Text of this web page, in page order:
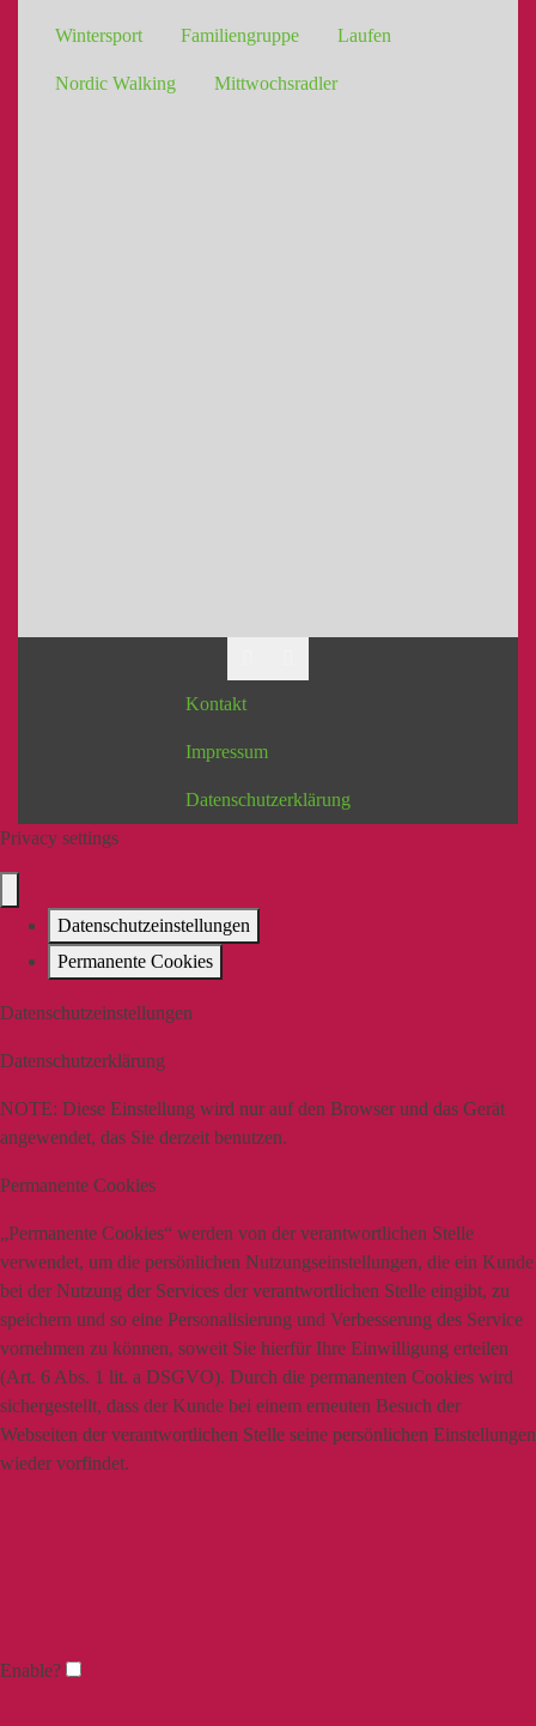
Wintersport Familiengruppe Laufen
Nordic Walking Mittwochsradler
Kontakt
Impressum
Datenschutzerklärung
Privacy settings
Datenschutzeinstellungen
Permanente Cookies
Datenschutzeinstellungen
Datenschutzerklärung
NOTE: Diese Einstellung wird nur auf den Browser und das Gerät
angewendet, das Sie derzeit benutzen.
Permanente Cookies
„Permanente Cookies“ werden von der verantwortlichen Stelle
verwendet, um die persönlichen Nutzungseinstellungen, die ein Kunde
bei der Nutzung der Services der verantwortlichen Stelle eingibt, zu
speichern und so eine Personalisierung und Verbesserung des Service
vornehmen zu können, soweit Sie hierfür Ihre Einwilligung erteilen
(Art. 6 Abs. 1 lit. a DSGVO). Durch die permanenten Cookies wird
sichergestellt, dass der Kunde bei einem erneuten Besuch der
Webseiten der verantwortlichen Stelle seine persönlichen Einstellungen
wieder vorfindet.
Enable?